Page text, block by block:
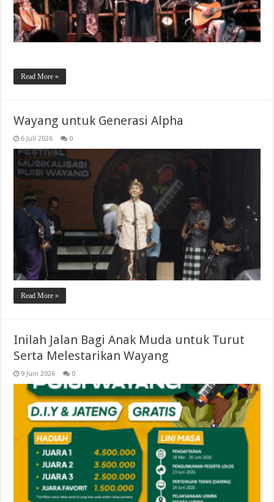
Read More »
Wayang untuk Generasi Alpha
6 Juli 2026 0
Read More »
Inilah Jalan Bagi Anak Muda untuk Turut
Serta Melestarikan Wayang
9 Juni 2026 0